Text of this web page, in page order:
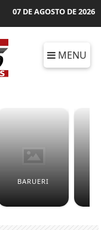
07 DE AGOSTO DE 2026
MENU
BARUERI